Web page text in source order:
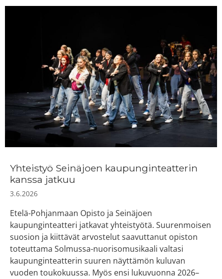
Yhteistyö Seinäjoen kaupunginteatterin
kanssa jatkuu
3.6.2026
Etelä-Pohjanmaan Opisto ja Seinäjoen
kaupunginteatteri jatkavat yhteistyötä. Suurenmoisen
suosion ja kiittävät arvostelut saavuttanut opiston
toteuttama Solmussa-nuorisomusikaali valtasi
kaupunginteatterin suuren näyttämön kuluvan
vuoden toukokuussa. Myös ensi lukuvuonna 2026–